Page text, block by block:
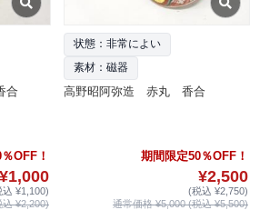
合
OFF！
¥1,000
込 ¥1,100)
込 ¥2,200)
状態：非常によい
素材：磁器
高野昭阿弥造 赤丸 香合
期間限定50％OFF！
¥2,500
(税込 ¥2,750)
通常価格 ¥5,000 (税込 ¥5,500)